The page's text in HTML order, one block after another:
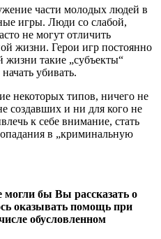
части молодых людей в
игры. Люди со слабой,
не могут отличить
жизни. Герои игр постоянно
жизни такие „субъекты“
убивать.
некоторых типов, ничего не
создавших и ни для кого не
к себе внимание, стать
в „криминальную
бы Вы рассказать о
оказывать помощь при
обусловленном